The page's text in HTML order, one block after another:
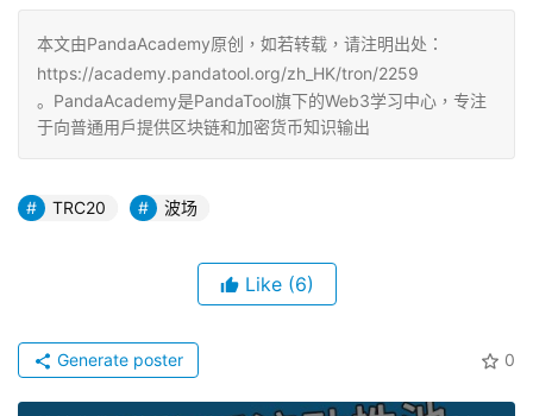
本文由PandaAcademy原创，如若转载，请注明出处：
https://academy.pandatool.org/zh_HK/tron/2259
。PandaAcademy是PandaTool旗下的Web3学习中心，专注
于向普通用户提供区块链和加密货币知识输出
TRC20 波场
Like (6)
0
Generate poster